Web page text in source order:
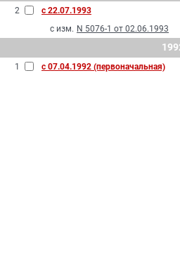
2
с 22.07.1993
с изм. N 5076-1 от 02.06.1993
1 с 07.04.1992 (первоначальная)